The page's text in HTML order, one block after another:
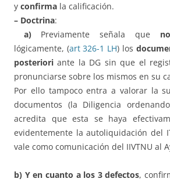
y confirma la calificación.
– Doctrina:
a)Previamente señala que
lógicamente, (art 326-1 LH) los
posteriori ante la DG sin que el
pronunciarse sobre los mismos en su
Por ello tampoco entra a valorar la
documentos (la Diligencia
acredita que esta se haya
evidentemente la autoliquidación del
vale como comunicación del IIVTNU al
b) Y en cuanto a los 3 defectos,